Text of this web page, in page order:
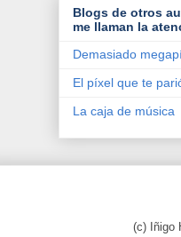
Blogs de otros
me llaman la
Demasiado
El píxel que te
La caja de música
(c) Iñigo